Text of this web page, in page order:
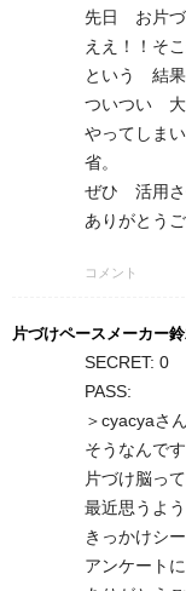
先日 お片づ
ええ！！そ
という 結果
ついつい 大
やってしま
省。
ぜひ 活用さ
ありがとう
コメント
片づけペースメーカー
SECRET: 0
PASS:
＞cyacyaさん
そうなんです
片づけ脳っ
最近思うよ
きっかけシ
アンケート